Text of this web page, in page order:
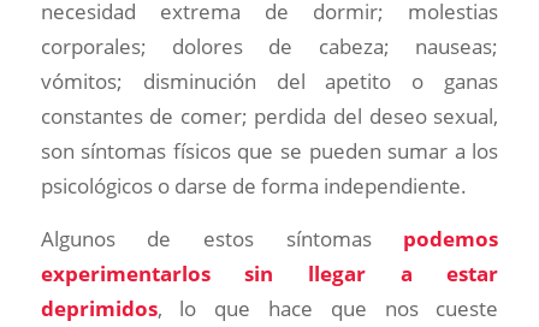
necesidad extrema de dormir; molestias
corporales; dolores de cabeza; nauseas;
vómitos; disminución del apetito o ganas
constantes de comer; perdida del deseo sexual,
son síntomas físicos que se pueden sumar a los
psicológicos o darse de forma independiente.
Algunos de estos síntomas podemos
experimentarlos sin llegar a estar
deprimidos, lo que hace que nos cueste